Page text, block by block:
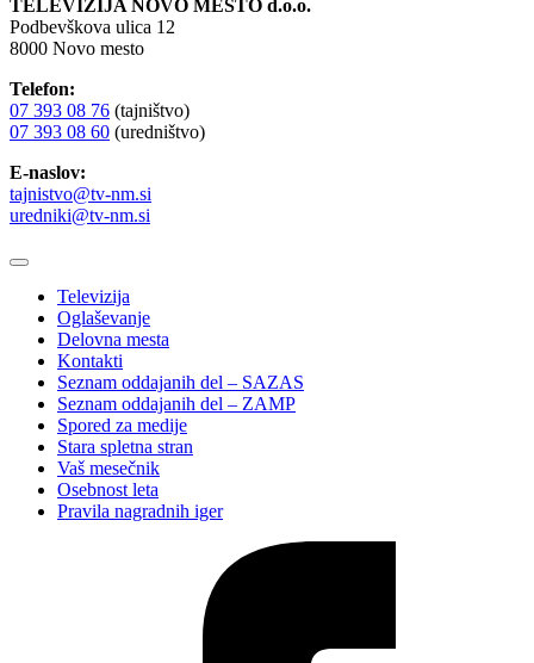
TELEVIZIJA NOVO MESTO d.o.o.
Podbevškova ulica 12
8000 Novo mesto
Telefon:
07 393 08 76 (tajništvo)
07 393 08 60 (uredništvo)
E-naslov:
tajnistvo@tv-nm.si
uredniki@tv-nm.si
Televizija
Oglaševanje
Delovna mesta
Kontakti
Seznam oddajanih del – SAZAS
Seznam oddajanih del – ZAMP
Spored za medije
Stara spletna stran
Vaš mesečnik
Osebnost leta
Pravila nagradnih iger